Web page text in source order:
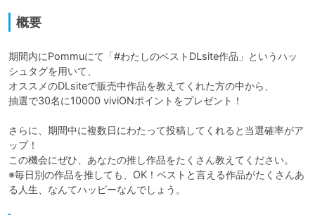
概要
期間内にPommuにて「#わたしのベストDLsite作品」というハッ
シュタグを用いて、
オススメのDLsiteで販売中作品を教えてくれた方の中から、
抽選で30名に10000 viviONポイントをプレゼント！
さらに、期間中に複数日にわたって投稿してくれると当選確率がア
ップ！
この機会にぜひ、あなたの推し作品をたくさん教えてください。
※毎日別の作品を推しても、OK！ベストと言える作品がたくさんあ
る人生、なんてハッピーなんでしょう。